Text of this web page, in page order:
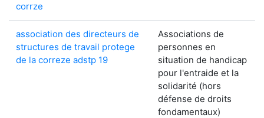
corrze
association des directeurs de
structures de travail protege
de la correze adstp 19
Associations de
personnes en
situation de handicap
pour l'entraide et la
solidarité (hors
défense de droits
fondamentaux)